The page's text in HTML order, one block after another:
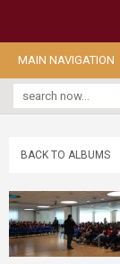
MAIN NAVIGATION
BACK TO ALBUMS